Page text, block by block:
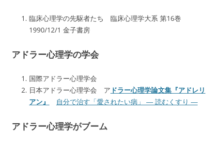
臨床心理学の先駆者たち 臨床心理学大系 第16巻
1990/12/1 金子書房
アドラー心理学の学会
国際アドラー心理学会
日本アドラー心理学会 ア ドラー心理学論文集『アドレリ
アン』
自分で治す「愛されたい病」 ― 読むくすり ―
アドラー心理学がブーム